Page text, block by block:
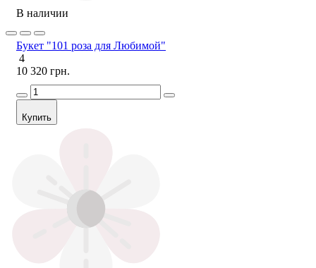
В наличии
Букет "101 роза для Любимой"
4
10 320 грн.
Купить